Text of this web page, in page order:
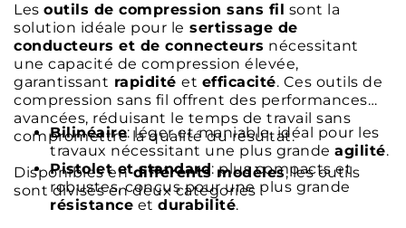
Les outils de compression sans fil sont la
solution idéale pour le sertissage de
conducteurs et de connecteurs nécessitant
une capacité de compression élevée,
garantissant rapidité et efficacité. Ces outils de
compression sans fil offrent des performances
avancées, réduisant le temps de travail sans
compromettre la qualité du résultat.
Disponibles endifférents modèles, les outils
sont divisés en deux catégories :
Bilinéaire: léger et maniable, idéal pour les
travaux nécessitant une plus grande agilité.
Pistolet et standard: plus compacts et
robustes, conçus pour une plus grande
résistance et durabilité.